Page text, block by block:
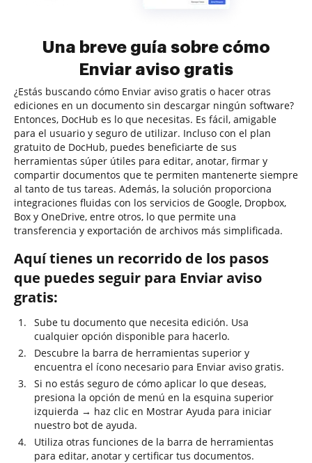
Una breve guía sobre cómo
Enviar aviso gratis
¿Estás buscando cómo Enviar aviso gratis o hacer otras
ediciones en un documento sin descargar ningún software?
Entonces, DocHub es lo que necesitas. Es fácil, amigable
para el usuario y seguro de utilizar. Incluso con el plan
gratuito de DocHub, puedes beneficiarte de sus
herramientas súper útiles para editar, anotar, firmar y
compartir documentos que te permiten mantenerte siempre
al tanto de tus tareas. Además, la solución proporciona
integraciones fluidas con los servicios de Google, Dropbox,
Box y OneDrive, entre otros, lo que permite una
transferencia y exportación de archivos más simplificada.
Aquí tienes un recorrido de los pasos
que puedes seguir para Enviar aviso
gratis:
Sube tu documento que necesita edición. Usa
cualquier opción disponible para hacerlo.
Descubre la barra de herramientas superior y
encuentra el ícono necesario para Enviar aviso gratis.
Si no estás seguro de cómo aplicar lo que deseas,
presiona la opción de menú en la esquina superior
izquierda → haz clic en Mostrar Ayuda para iniciar
nuestro bot de ayuda.
Utiliza otras funciones de la barra de herramientas
para editar, anotar y certificar tus documentos.